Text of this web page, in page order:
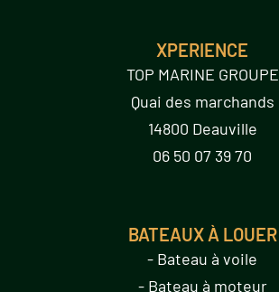
XPERIENCE
TOP MARINE GROUPE
Quai des marchands
14800 Deauville
06 50 07 39 70
BATEAUX À LOUER
- Bateau à voile
- Bateau à moteur